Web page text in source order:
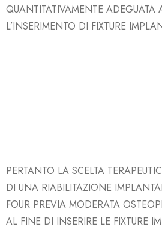
QUANTITATIVAMENTE ADEGUATA
L’INSERIMENTO DI FIXTURE
PERTANTO LA SCELTA
DI UNA RIABILITAZIONE
FOUR PREVIA MODERATA
AL FINE DI INSERIRE LE FIXTURE